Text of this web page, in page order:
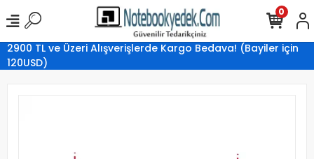
2900 TL ve Üzeri Alışverişlerde Kargo Bedava! (Bayiler için
120USD)
0